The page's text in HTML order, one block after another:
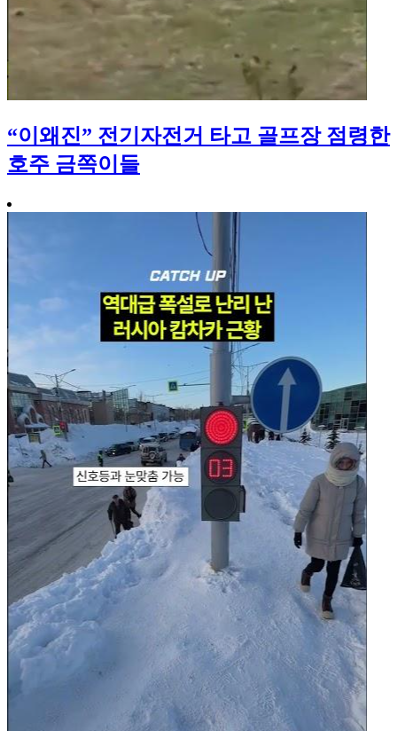
“이왜진” 전기자전거 타고 골프장 점령한
호주 금쪽이들